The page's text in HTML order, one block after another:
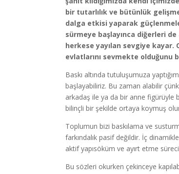
bir tutarlılık ve bütünlük
dalga etkisi yaparak
sürmeye başlayınca diğerleri
herkese yayılan sevgiye kayar.
evlatlarını sevmekte olduğunu
Baskı altında tutuluşumuza
başlayabiliriz. Bu zaman alabilir
arkadaş ile ya da bir anne figürüyle
bilinçli bir şekilde ortaya koymuş
Toplumun bizi baskılama ve
farkındalık pasif değildir. İç
aktif yapısöküm ve ayırt etme
Bu sözleri okurken çekinceye